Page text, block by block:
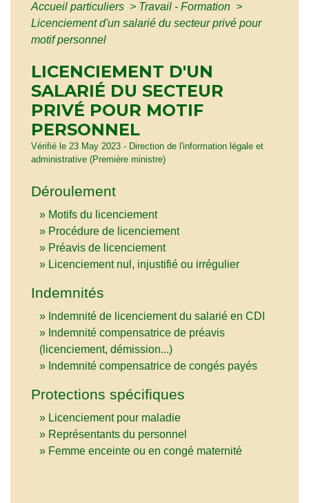
Accueil particuliers > Travail - Formation >
Licenciement d'un salarié du secteur privé pour
motif personnel
LICENCIEMENT D'UN
SALARIÉ DU SECTEUR
PRIVÉ POUR MOTIF
PERSONNEL
Vérifié le 23 May 2023 - Direction de l'information légale et
administrative (Première ministre)
Déroulement
Motifs du licenciement
Procédure de licenciement
Préavis de licenciement
Licenciement nul, injustifié ou irrégulier
Indemnités
Indemnité de licenciement du salarié en CDI
Indemnité compensatrice de préavis
(licenciement, démission...)
Indemnité compensatrice de congés payés
Protections spécifiques
Licenciement pour maladie
Représentants du personnel
Femme enceinte ou en congé maternité